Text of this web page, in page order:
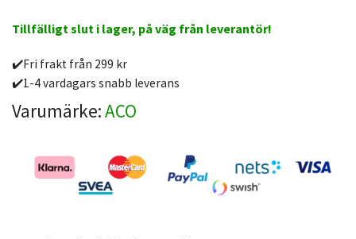
Tillfälligt slut i lager, på väg från leverantör!
✔️Fri frakt från 299 kr
✔️1-4 vardagars snabb leverans
Varumärke:ACO